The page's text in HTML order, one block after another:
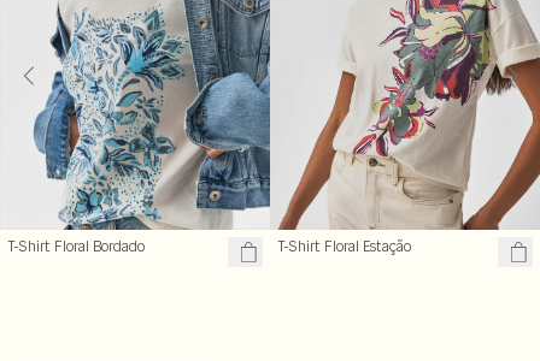
T-Shirt Floral Bordado T-Shirt Floral Estação